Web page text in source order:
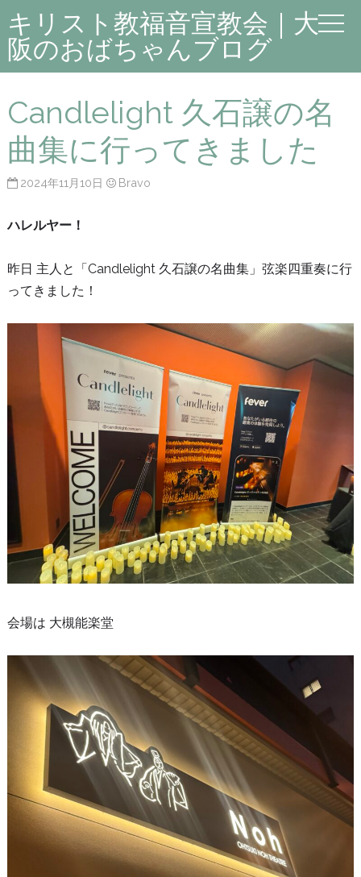
キリスト教福音宣教会｜大
阪のおばちゃんブログ
Candlelight 久石譲の名
曲集に行ってきました
2024年11月10日 Bravo
ハレルヤー！
昨日 主人と「Candlelight 久石譲の名曲集」弦楽四重奏に行
ってきました！
会場は 大槻能楽堂